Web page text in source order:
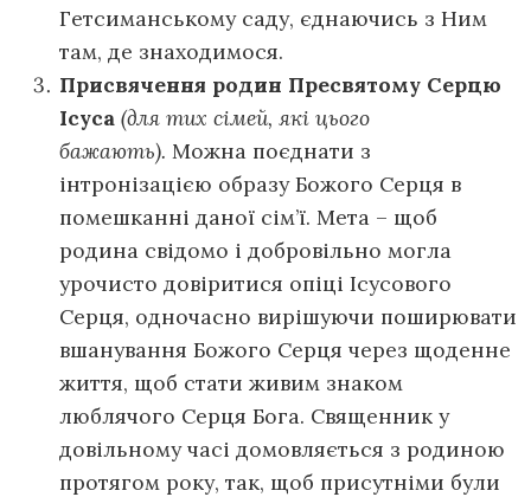
Гетсиманському саду, єднаючись з Ним
там, де знаходимося.
Присвячення родин Пресвятому Серцю
Ісуса (для тих сімей, які цього
бажають). Можна поєднати з
інтронізацією образу Божого Серця в
помешканні даної сім’ї. Мета – щоб
родина свідомо і добровільно могла
урочисто довіритися опіці Ісусового
Серця, одночасно вирішуючи поширювати
вшанування Божого Серця через щоденне
життя, щоб стати живим знаком
люблячого Серця Бога. Священник у
довільному часі домовляється з родиною
протягом року, так, щоб присутніми були